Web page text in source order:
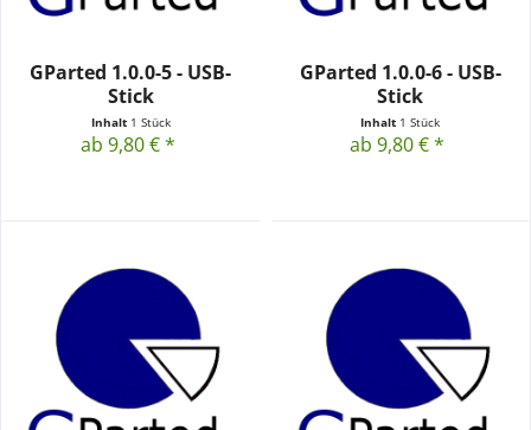
GParted 1.0.0-5 - USB-
Stick
Inhalt 1 Stück
ab 9,80 € *
GParted 1.0.0-6 - USB-
Stick
Inhalt 1 Stück
ab 9,80 € *